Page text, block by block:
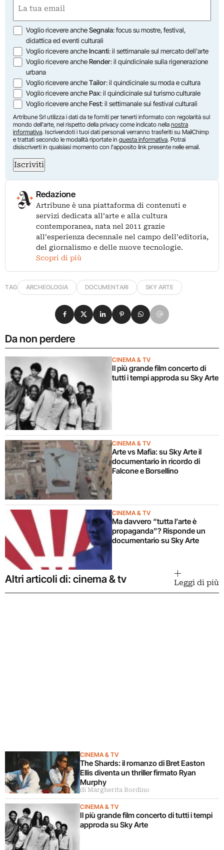
(Required)
Opzioni
Voglio ricevere ancheSegnala: focus su mostre, festival,
didattica ed eventi culturali
Voglio ricevere ancheIncanti: il settimanale sul mercato dell'arte
Voglio ricevere ancheRender: il quindicinale sulla rigenerazione
urbana
Voglio ricevere ancheTailor: il quindicinale su moda e cultura
Voglio ricevere anchePax: il quindicinale sul turismo culturale
Voglio ricevere ancheFest: il settimanale sui festival culturali
Artribune Srl utilizza i dati da te forniti per tenerti informato con regolarità sul
mondo dell'arte, nel rispetto della privacy come indicato nella nostra
informativa. Iscrivendoti i tuoi dati personali verranno trasferiti su MailChimp
e trattati secondo le modalità riportate in questa informativa. Potrai
disiscriverti in qualsiasi momento con l'apposito link presente nelle email.
Iscriviti
Redazione
Artribune è una piattaforma di contenuti e
servizi dedicata all’arte e alla cultura
contemporanea, nata nel 2011 grazie
all’esperienza decennale nel campo dell’editoria,
del giornalismo e delle nuove tecnologie.
Scopri di più
TAG ARCHEOLOGIA DOCUMENTARI SKY ARTE
Da non perdere
CINEMA & TV
Il più grande film concerto di
tutti i tempi approda su Sky Arte
CINEMA & TV
Arte vs Mafia: su Sky Arte il
documentario in ricordo di
Falcone e Borsellino
CINEMA & TV
Ma davvero “tutta l’arte è
propaganda”? Risponde un
documentario su Sky Arte
Condividi su Facebook
Condividi su X
Condividi su LinkedIn
Condividi su Pinterest
Condividi su WhatsApp
Condividi su Email
Altri articoli di: cinema & tv Leggi di più
CINEMA & TV
The Shards: il romanzo di Bret Easton
Ellis diventa un thriller firmato Ryan
Murphy
di Margherita Bordino
CINEMA & TV
Il più grande film concerto di tutti i tempi
approda su Sky Arte